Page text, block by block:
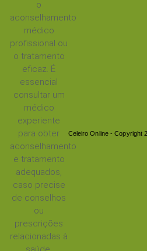
o
aconselhamento
médico
profissional ou
o tratamento
eficaz. É
essencial
consultar um
médico
experiente
para obter
aconselhamento
e tratamento
adequados,
caso precise
de conselhos
ou
prescrições
relacionadas à
Celeiro Online - Copyright